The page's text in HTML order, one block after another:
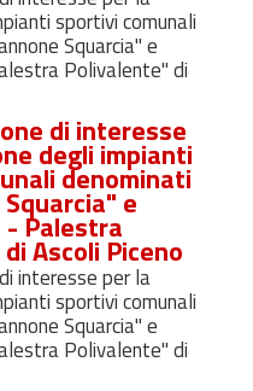
sportivi comunali
Squarcia" e
Polivalente" di
di interesse
degli impianti
denominati
e
Palestra
Ascoli Piceno
interesse per la
sportivi comunali
Squarcia" e
Polivalente" di